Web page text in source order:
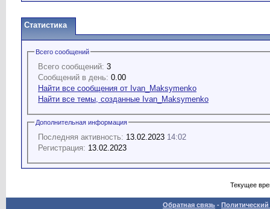
Статистика
Всего сообщений
Всего сообщений: 3
Сообщений в день: 0.00
Найти все сообщения от Ivan_Maksymenko
Найти все темы, созданные Ivan_Maksymenko
Дополнительная информация
Последняя активность: 13.02.2023 14:02
Регистрация: 13.02.2023
Текущее
Обратная связь -